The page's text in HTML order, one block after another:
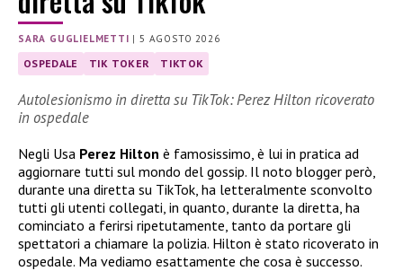
SARA GUGLIELMETTI |5 AGOSTO 2026
OSPEDALE TIK TOKER TIKTOK
Autolesionismo in diretta su TikTok: Perez Hilton ricoverato
in ospedale
Negli Usa Perez Hilton è famosissimo, è lui in pratica ad
aggiornare tutti sul mondo del gossip. Il noto blogger però,
durante una diretta su TikTok, ha letteralmente sconvolto
tutti gli utenti collegati, in quanto, durante la diretta, ha
cominciato a ferirsi ripetutamente, tanto da portare gli
spettatori a chiamare la polizia. Hilton è stato ricoverato in
ospedale. Ma vediamo esattamente che cosa è successo.